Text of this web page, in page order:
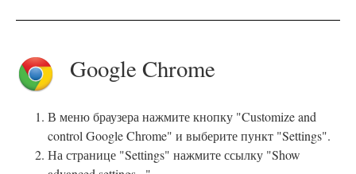
Google Chrome
В меню браузера нажмите кнопку "Customize and
control Google Chrome" и выберите пункт "Settings".
На странице "Settings" нажмите ссылку "Show